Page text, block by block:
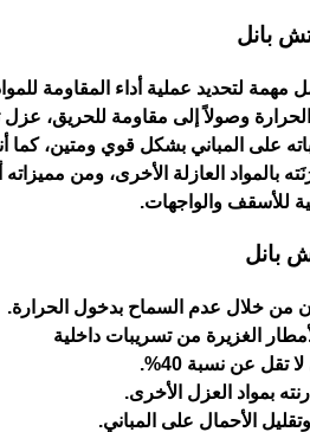
بانل
لتحديد عملية أداء المقاومة
الحرارة وصولاً إلى مقاومة للحريق،
على المباني بشكل قوي ومتين،
بالمواد العازلة الأخرى، ومن
للأسقف والواجهات.
بانل
من خلال عدم السماح بدخول الحرارة.
الغزيرة من تسريبات داخلية
تقل عن نسبة 40%.
بمواد العزل الأخرى.
الأحمال على المباني.